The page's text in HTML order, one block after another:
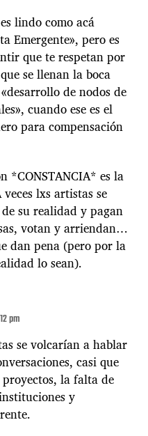
lindo como acá
Emergente», pero es
que te respetan por
se llenan la boca
de nodos de
cuando ese es el
para compensación
*CONSTANCIA* es la
lxs artistas se
su realidad y pagan
votan y arriendan…
dan pena (pero por la
lo sean).
pm
se volcarían a hablar
casi que
la falta de
y